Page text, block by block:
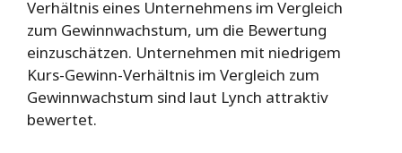
Verhältnis eines Unternehmens im Vergleich
zum Gewinnwachstum, um die Bewertung
einzuschätzen. Unternehmen mit niedrigem
Kurs-Gewinn-Verhältnis im Vergleich zum
Gewinnwachstum sind laut Lynch attraktiv
bewertet.